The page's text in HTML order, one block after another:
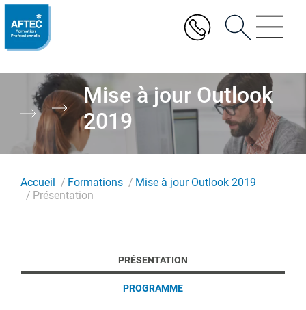
Aller
au
contenu
Mise à jour Outlook
2019
Accueil Formations
Mise à jour Outlook 2019
Présentation
PRÉSENTATION
PROGRAMME